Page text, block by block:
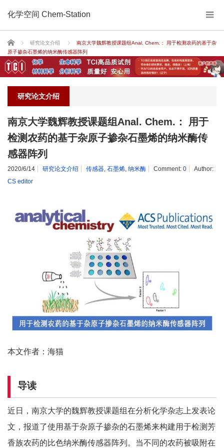
化学空间 Chem-Station
Home 研究论文介绍
南京大学魏辉教授课题组Anal. Chem.： 用于检测农药的基于杂
原子掺杂石墨烯的纳米酶传感器阵列
研究论文介绍
南京大学魏辉教授课题组Anal. Chem.： 用于
检测农药的基于杂原子掺杂石墨烯的纳米酶传
感器阵列
2020/6/14 研究论文介绍 传感器 石墨烯 纳米酶 Comment: 0
Author:
CS editor
本文作者：海猫
导读
近日，南京大学的魏辉教授课题组在分析化学杂志上发表论
文，报道了使用基于杂原子掺杂的石墨烯来构建用于检测芳
香族农药的比色纳米酶传感器阵列。当不同的农药被吸附在